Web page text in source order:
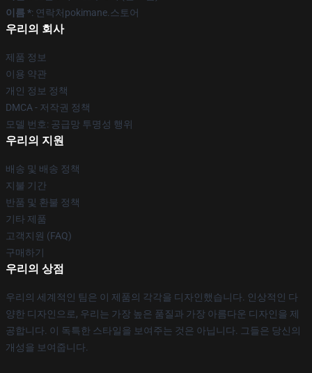
이름 *: 연락처pokimane.스토어
우리의 회사
제품 정보
이용 약관
개인 정보 정책
DMCA - 저작권 정책
모델 번호: 공급망 투명성 행위
우리의 지원
배송 및 배송 정책
지불 기간
반품 및 환불 정책
기타 제품
고객지원 (FAQ)
구매하기
우리의 상점
우리의 세계적인 팀은 이 제품의 각각을 디자인했습니다. 인상적인 다
양한 디자인으로, 우리는 가장 높은 품질과 가장 아름다운 디자인을 제
공합니다. 이 독특한 스타일을 보여주는 것은 아닙니다. 그들은 당신의
개성을 보여줍니다.